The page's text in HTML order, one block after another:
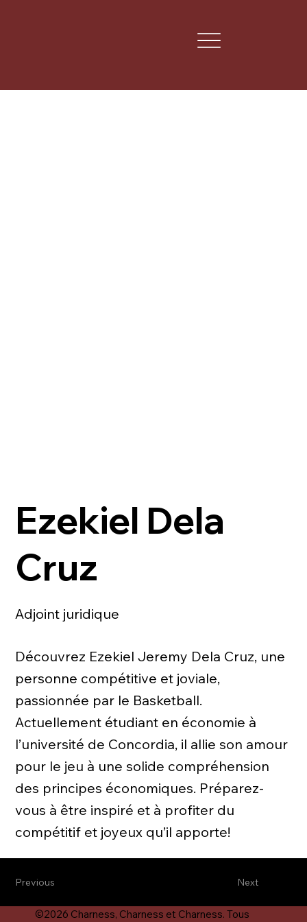
Ezekiel Dela
Cruz
Adjoint juridique
Découvrez Ezekiel Jeremy Dela Cruz, une
personne compétitive et joviale,
passionnée par le Basketball.
Actuellement étudiant en économie à
l’université de Concordia, il allie son amour
pour le jeu à une solide compréhension
des principes économiques. Préparez-
vous à être inspiré et à profiter du
compétitif et joyeux qu’il apporte!
Next
Previous
©2026 Charness, Charness et Charness. Tous